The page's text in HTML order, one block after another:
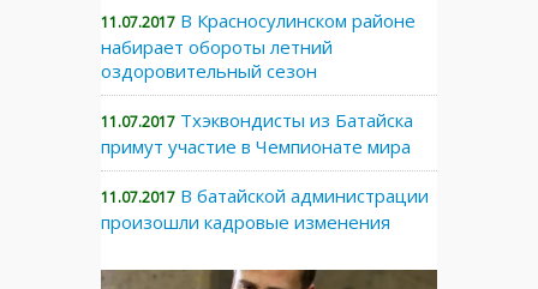
11.07.2017 В Красносулинском районе
набирает обороты летний
оздоровительный сезон
11.07.2017 Тхэквондисты из Батайска
примут участие в Чемпионате мира
11.07.2017 В батайской администрации
произошли кадровые изменения